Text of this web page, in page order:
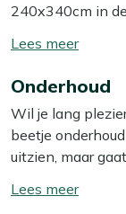
240x340cm in
alleen een mooie
loungeset,
Eigenschappen
van zacht,
Toon/
meer
Onderhoud
Wil je lang
beetje
uitzien, maar
Toon/